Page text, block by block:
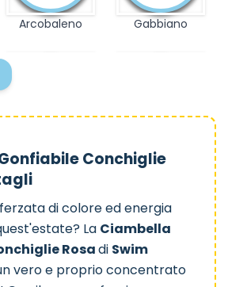
Arcobaleno Gabbiano
Conchiglia Fiori
Conchiglie Aereoplano
Conchiglie
di colore ed energia
La Ciambella
Rosadi Swim
vero e proprio concentrato